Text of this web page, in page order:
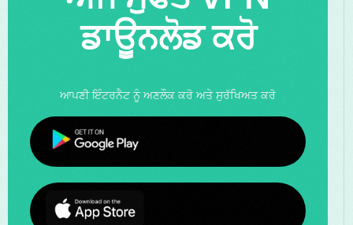
ਡਾਊਨਲੋਡ ਕਰੋ
ਆਪਣੀ ਇੰਟਰਨੈਟ ਨੂੰ ਅਣਲੌਕ ਕਰੋ ਅਤੇ ਸੁਰੱਖਿਅਤ ਕਰੋ